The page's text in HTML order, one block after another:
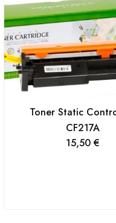
Toner Static
CF217A
15,50 €